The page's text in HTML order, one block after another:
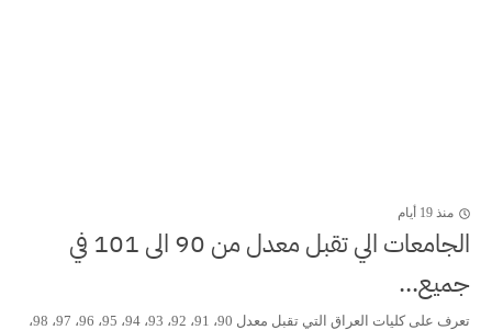
منذ 19 أيام
الجامعات الي تقبل معدل من 90 الى 101 في
جميع...
تعرف على كليات العراق التي تقبل معدل 90، 91، 92، 93، 94، 95، 96، 97، 98،